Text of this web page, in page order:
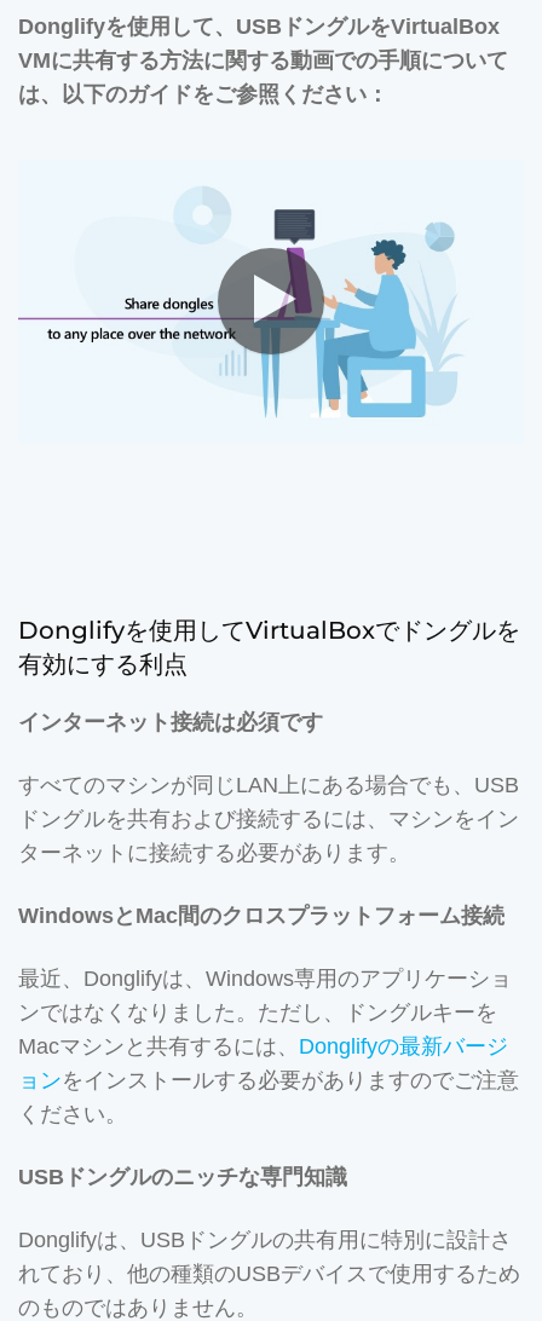
Donglifyを使用して、USBドングルをVirtualBox
VMに共有する方法に関する動画での手順について
は、以下のガイドをご参照ください：
Donglifyを使用してVirtualBoxでドングルを
有効にする利点
インターネット接続は必須です
すべてのマシンが同じLAN上にある場合でも、USB
ドングルを共有および接続するには、マシンをイン
ターネットに接続する必要があります。
WindowsとMac間のクロスプラットフォーム接続
最近、Donglifyは、Windows専用のアプリケーショ
ンではなくなりました。ただし、ドングルキーを
Macマシンと共有するには、 Donglifyの最新バージ
ョンをインストールする必要がありますのでご注意
ください。
USBドングルのニッチな専門知識
Donglifyは、USBドングルの共有用に特別に設計さ
れており、他の種類のUSBデバイスで使用するため
のものではありません。